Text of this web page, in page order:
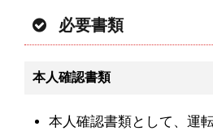
必要書類
本人確認書類
本人確認書類として、運